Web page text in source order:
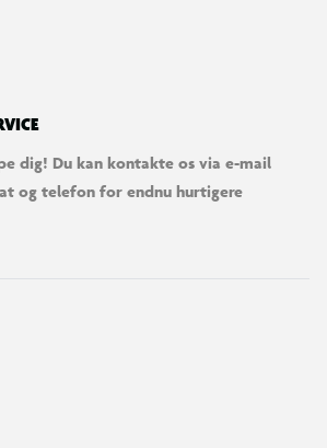
dig! Du kan kontakte os via e-mail
og telefon for endnu hurtigere